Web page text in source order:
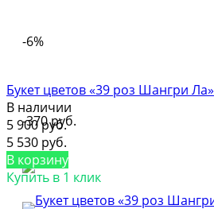
-6%
-370 руб.
Букет цветов «39 роз Шангри Ла»
В наличии
5 900 руб.
5 530 руб.
В корзину
Купить в 1 клик